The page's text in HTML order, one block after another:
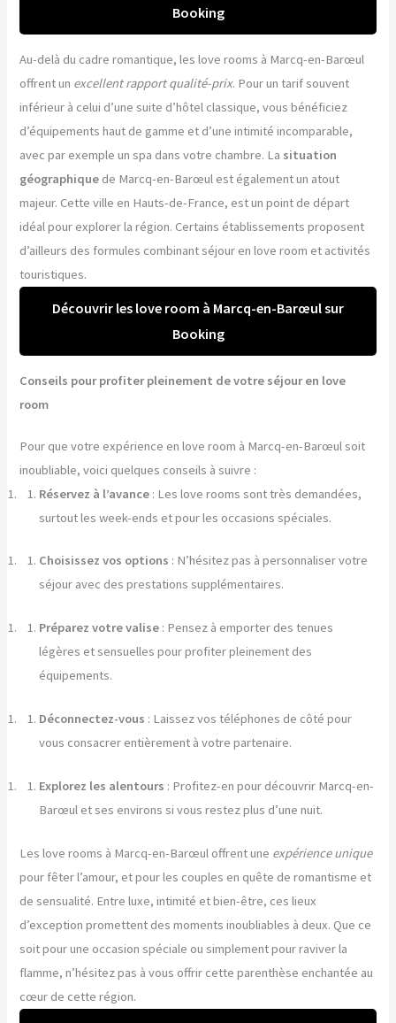
Booking
Au-delà du cadre romantique, les love rooms à Marcq-en-Barœul
offrent un excellent rapport qualité-prix. Pour un tarif souvent
inférieur à celui d’une suite d’hôtel classique, vous bénéficiez
d’équipements haut de gamme et d’une intimité incomparable,
avec par exemple un spa dans votre chambre. La situation
géographique de Marcq-en-Barœul est également un atout
majeur. Cette ville en Hauts-de-France, est un point de départ
idéal pour explorer la région. Certains établissements proposent
d’ailleurs des formules combinant séjour en love room et activités
touristiques.
Découvrir les love room à Marcq-en-Barœul sur
Booking
Conseils pour profiter pleinement de votre séjour en love
room
Pour que votre expérience en love room à Marcq-en-Barœul soit
inoubliable, voici quelques conseils à suivre :
Réservez à l’avance : Les love rooms sont très demandées,
surtout les week-ends et pour les occasions spéciales.
Choisissez vos options : N’hésitez pas à personnaliser votre
séjour avec des prestations supplémentaires.
Préparez votre valise : Pensez à emporter des tenues
légères et sensuelles pour profiter pleinement des
équipements.
Déconnectez-vous : Laissez vos téléphones de côté pour
vous consacrer entièrement à votre partenaire.
Explorez les alentours : Profitez-en pour découvrir Marcq-en-
Barœul et ses environs si vous restez plus d’une nuit.
Les love rooms à Marcq-en-Barœul offrent une expérience unique
pour fêter l’amour, et pour les couples en quête de romantisme et
de sensualité. Entre luxe, intimité et bien-être, ces lieux
d’exception promettent des moments inoubliables à deux. Que ce
soit pour une occasion spéciale ou simplement pour raviver la
flamme, n’hésitez pas à vous offrir cette parenthèse enchantée au
cœur de cette région.